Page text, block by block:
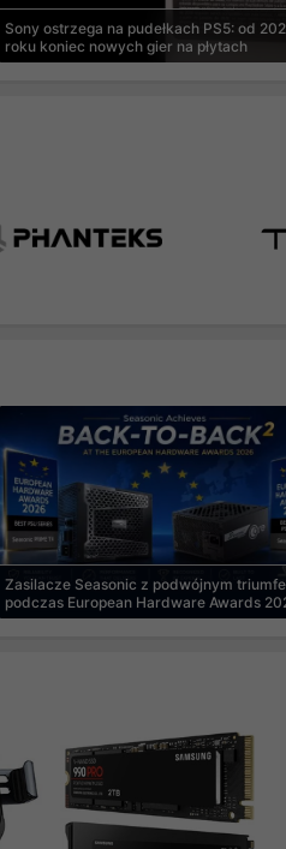
Sony ostrzega na pudełkach PS5: od
roku koniec nowych gier na płytach
Zasilacze Seasonic z podwójnym
podczas European Hardware Awards